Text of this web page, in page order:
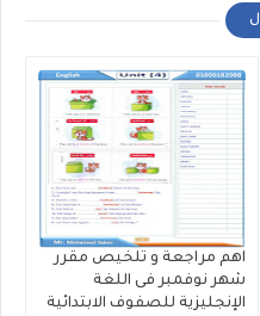
اهم مراجعة و تلخيص مقرر
شهر نوفمبر فى اللغة
الإنجليزية للصفوف الابتدائية